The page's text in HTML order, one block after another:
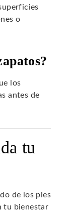
o
los
antes de
tu
de los pies
tu bienestar